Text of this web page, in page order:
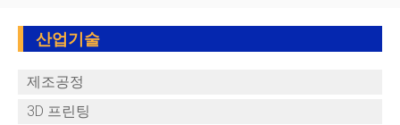
산업기술
제조공정
3D 프린팅